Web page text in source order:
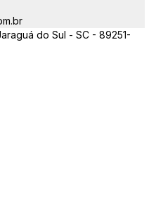
do Sul - SC - 89251-